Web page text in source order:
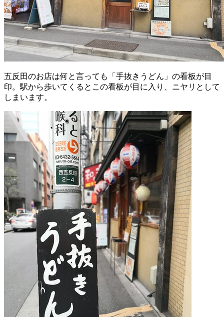
五反田のお店は何と言っても「手抜きうどん」の看板が目
印。駅から歩いてくるとこの看板が目に入り、ニヤリとして
しまいます。